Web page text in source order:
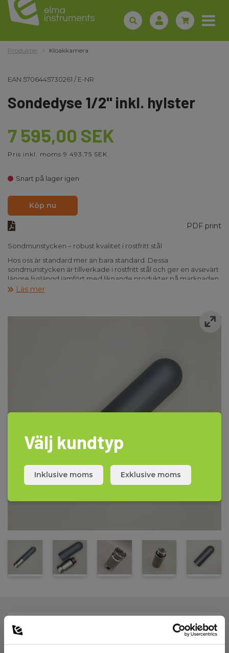
Produkter Kloakkamera
EAN 5706445730261 /E-NR
Sondedyse 1/2" inkl. hylster
7 595,00 SEK
Pris inkl. moms 9 493,75 SEK
Snart på lager igen
Köp nu
PDF print
Sondmunstycken – robust kvalitet i rostfritt stål
Hos oss är standard mer än bara standard. Dessa
sondmunstycken är tillverkade i rostfritt stål och ger en avsevärt
längre livslängd jämfört med liknande produkter på marknaden.
Konstruktionen säkerställer hög driftsäkerhet och
Läs mer
Välj kundtyp
Inklusive moms Exklusive moms